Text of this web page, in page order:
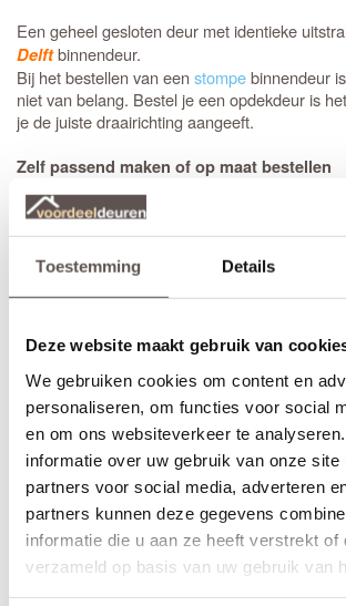
Toestemming Details
Deze website maakt gebruik van
We gebruiken cookies om content en
personaliseren, om functies voor social
en om ons websiteverkeer te
informatie over uw gebruik van onze site
partners voor social media, adverteren
partners kunnen deze gegevens
informatie die u aan ze heeft verstrekt of
verzameld op basis van uw gebruik van
Een geheel gesloten deur met identieke
Delftbinnendeur.
Bij het bestellen van eenstompebinnendeur
niet van belang. Bestel je een opdekdeur is
je de juiste draairichting aangeeft.
Zelf passend maken of op maat bestellen
Stompe CanDo Kampen zonder glas deuren
deurstijlen, en de bovendorpel 10 mm in te
onderzijde is deze deur zelfs 50 mm in te
is door de opdekranden alleen aan de
korten. De garantie van 10 jaar blijft van kracht
aangegeven marges.
Maatwerk is mogelijk als de gewenste
op maat. De prijs en keuze voor maatwerk zijn
beschikbare afmetingen. De levertijd voor
werkdagen.
(Helaas geen maatwerk beschikbaar in
lood ramen)
Thuisbezorgd in slechts 5 werkdagen
(Glasmontage of andere bewerkingen verlengt
werkdagen)